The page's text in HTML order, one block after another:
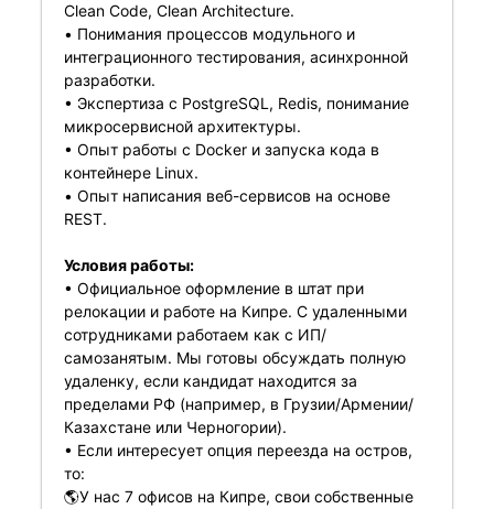
Clean Code, Clean Architecture.
• Понимания процессов модульного и
интеграционного тестирования, асинхронной
разработки.
• Экспертиза с PostgreSQL, Redis, понимание
микросервисной архитектуры.
• Опыт работы с Docker и запуска кода в
контейнере Linux.
• Опыт написания веб-сервисов на основе
REST.
Условия работы:
• Официальное оформление в штат при
релокации и работе на Кипре. С удаленными
сотрудниками работаем как с ИП/
самозанятым. Мы готовы обсуждать полную
удаленку, если кандидат находится за
пределами РФ (например, в Грузии/Армении/
Казахстане или Черногории).
• Если интересует опция переезда на остров,
то:
🌎У нас 7 офисов на Кипре, свои собственные